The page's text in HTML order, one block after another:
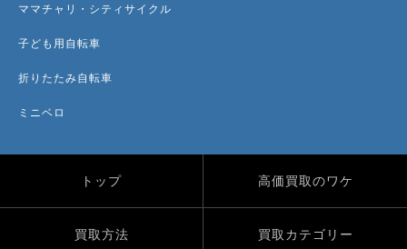
ママチャリ・シティサイクル
子ども用自転車
折りたたみ自転車
ミニベロ
トップ 高価買取のワケ
買取方法 買取カテゴリー